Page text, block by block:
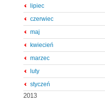
lipiec
czerwiec
maj
kwiecień
marzec
luty
styczeń
2013